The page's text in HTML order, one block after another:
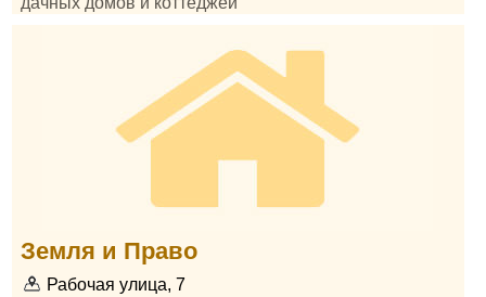
Земля и Право
Рабочая улица, 7